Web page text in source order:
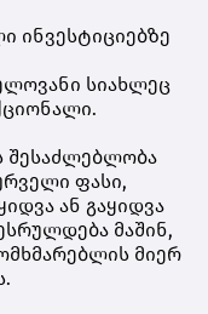
ინვესტიციებზე
სიახლეც
შესაძლებლობა
ფასი,
ან გაყიდვა
მაშინ,
მიერ